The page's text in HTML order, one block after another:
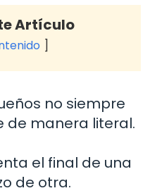
Artículo
no siempre
de manera literal.
el final de una
de otra.